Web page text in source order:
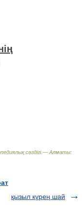
сөздігі.— Алматы:
қызыл күрең шай